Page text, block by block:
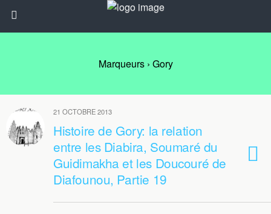
Marqueurs › Gory
21 OCTOBRE 2013
Histoire de Gory: la relation
entre les Diabira, Soumaré du
Guidimakha et les Doucouré de
Diafounou, Partie 19